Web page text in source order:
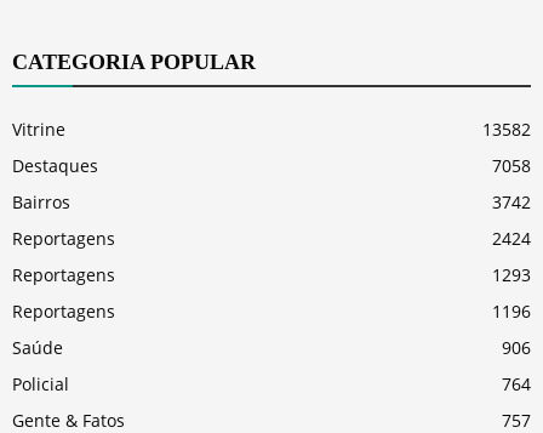
CATEGORIA POPULAR
Vitrine
13582
Destaques
7058
Bairros
3742
Reportagens
2424
Reportagens
1293
Reportagens
1196
Saúde
906
Policial
764
Gente & Fatos
757